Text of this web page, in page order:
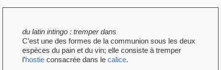
du latin intingo : tremper dans
C’est une des formes de la communion sous les deux
espèces du pain et du vin; elle consiste à tremper
l’hostie consacrée dans le calice.